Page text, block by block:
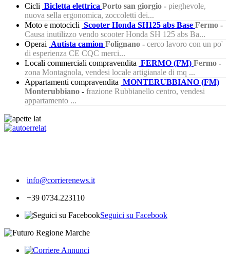
Cicli Bicletta elettrica Porto san giorgio - pieghevole,
nuova sella ergonomica, zoccoletti dei...
Moto e motocicli Scooter Honda SH125 abs Base Fermo -
Causa inutilizzo vendo scooter Honda SH 125 abs Ba...
Operai Autista camion Folignano - cerco lavoro con un po'
di esperienza CE CQC merci...
Locali commerciali compravendita FERMO (FM) Fermo -
zona Montagnola, vendesi locale artigianale di mq ...
Appartamenti compravendita MONTERUBBIANO (FM)
Monterubbiano - frazione Rubbianello centro, vendesi
appartamento ...
info@corrierenews.it
+39 0734.223110
Seguici su Facebook